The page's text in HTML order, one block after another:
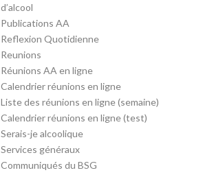
d’alcool
Publications AA
Reflexion Quotidienne
Reunions
Réunions AA en ligne
Calendrier réunions en ligne
Liste des réunions en ligne (semaine)
Calendrier réunions en ligne (test)
Serais-je alcoolique
Services généraux
Communiqués du BSG